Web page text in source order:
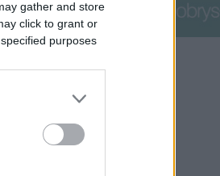
gather and store
click to grant or
purposes